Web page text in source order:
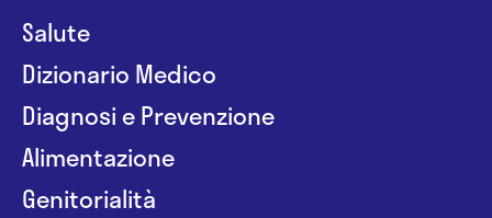
Salute
Dizionario Medico
Diagnosi e Prevenzione
Alimentazione
Genitorialità